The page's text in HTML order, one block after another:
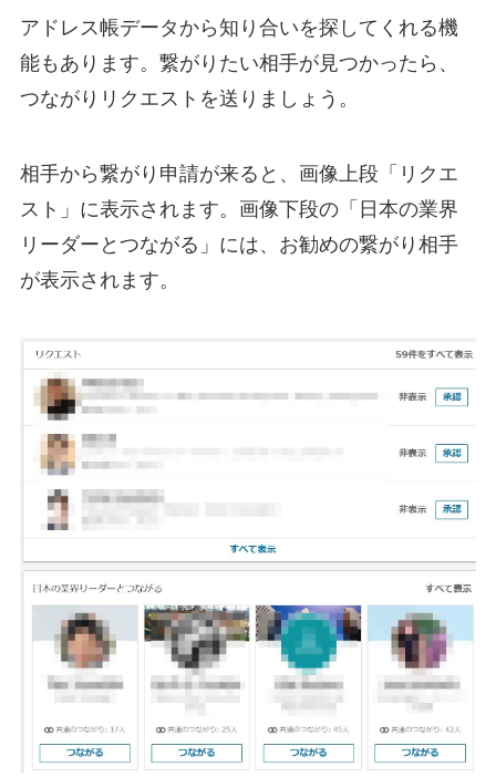
アドレス帳データから知り合いを探してくれる機
能もあります。繋がりたい相手が見つかったら、
つながりリクエストを送りましょう。
相手から繋がり申請が来ると、画像上段「リクエ
スト」に表示されます。画像下段の「日本の業界
リーダーとつながる」には、お勧めの繋がり相手
が表示されます。